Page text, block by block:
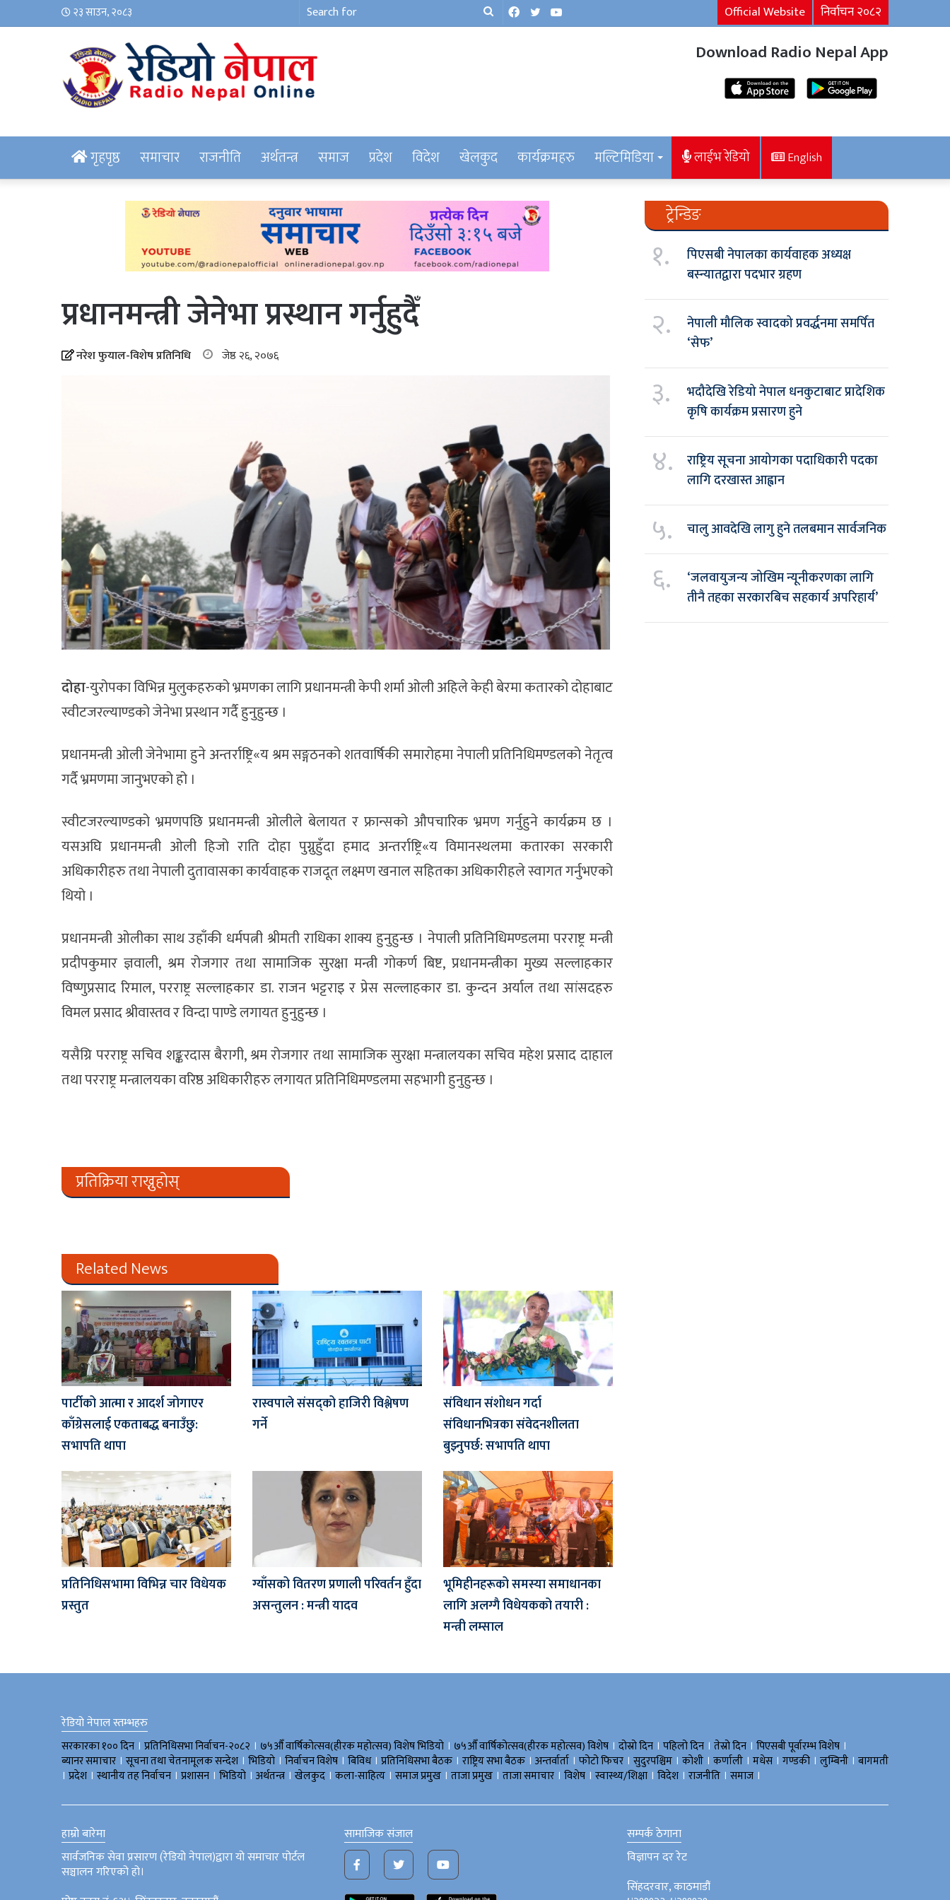
२३ साउन, २०८३
SearchFacebook
TwitterYouTube Official Website निर्वाचन २०८२
Download Radio Nepal App
गृहपृष्ठ समाचार राजनीति अर्थतन्त्र समाज प्रदेश विदेश खेलकुद कार्यक्रमहरु मल्टिमिडिया लाईभ रेडियो English
प्रधानमन्त्री जेनेभा प्रस्थान गर्नुहुदैँ
नरेश फुयाल-विशेष प्रतिनिधि जेष्ठ २६, २०७६
दोहा-युरोपका विभिन्न मुलुकहरुको भ्रमणका लागि प्रधानमन्त्री केपी शर्मा ओली अहिले केही बेरमा कतारको दोहाबाट
स्वीटजरल्याण्डको जेनेभा प्रस्थान गर्दै हुनुहुन्छ ।
प्रधानमन्त्री ओली जेनेभामा हुने अन्तर्राष्ट्रि«य श्रम सङ्गठनको शतवार्षिकी समारोहमा नेपाली प्रतिनिधिमण्डलको नेतृत्व
गर्दै भ्रमणमा जानुभएको हो ।
स्वीटजरल्याण्डको भ्रमणपछि प्रधानमन्त्री ओलीले बेलायत र फ्रान्सको औपचारिक भ्रमण गर्नुहुने कार्यक्रम छ ।
यसअघि प्रधानमन्त्री ओली हिजो राति दोहा पुग्नुहुँदा हमाद अन्तर्राष्ट्रि«य विमानस्थलमा कतारका सरकारी
अधिकारीहरु तथा नेपाली दुतावासका कार्यवाहक राजदूत लक्ष्मण खनाल सहितका अधिकारीहले स्वागत गर्नुभएको
थियो ।
प्रधानमन्त्री ओलीका साथ उहाँकी धर्मपत्नी श्रीमती राधिका शाक्य हुनुहुन्छ । नेपाली प्रतिनिधिमण्डलमा परराष्ट्र मन्त्री
प्रदीपकुमार ज्ञवाली, श्रम रोजगार तथा सामाजिक सुरक्षा मन्त्री गोकर्ण बिष्ट, प्रधानमन्त्रीका मुख्य सल्लाहकार
विष्णुप्रसाद रिमाल, परराष्ट्र सल्लाहकार डा. राजन भट्टराइ र प्रेस सल्लाहकार डा. कुन्दन अर्याल तथा सांसदहरु
विमल प्रसाद श्रीवास्तव र विन्दा पाण्डे लगायत हुनुहुन्छ ।
यसैग्रि परराष्ट्र सचिव शङ्करदास बैरागी, श्रम रोजगार तथा सामाजिक सुरक्षा मन्त्रालयका सचिव महेश प्रसाद दाहाल
तथा परराष्ट्र मन्त्रालयका वरिष्ठ अधिकारीहरु लगायत प्रतिनिधिमण्डलमा सहभागी हुनुहुन्छ ।
प्रतिक्रिया राख्नुहोस्
Related News
पार्टीको आत्मा र आदर्श जोगाएर
काँग्रेसलाई एकताबद्ध बनाउँछु:
सभापति थापा
रास्वपाले संसद्को हाजिरी विश्लेषण
गर्ने
संविधान संशोधन गर्दा
संविधानभित्रका संवेदनशीलता
बुझ्नुपर्छ: सभापति थापा
प्रतिनिधिसभामा विभिन्न चार विधेयक
प्रस्तुत
ग्याँसको वितरण प्रणाली परिवर्तन हुँदा
असन्तुलन : मन्त्री यादव
भूमिहीनहरूको समस्या समाधानका
लागि अलग्गै विधेयकको तयारी :
मन्त्री लम्साल
ट्रेन्डिङ
१.
पिएसबी नेपालका कार्यवाहक अध्यक्ष
बस्न्यातद्वारा पदभार ग्रहण
२.
नेपाली मौलिक स्वादको प्रवर्द्धनमा समर्पित
‘सेफ’
३.
भदौदेखि रेडियो नेपाल धनकुटाबाट प्रादेशिक
कृषि कार्यक्रम प्रसारण हुने
४.
राष्ट्रिय सूचना आयोगका पदाधिकारी पदका
लागि दरखास्त आह्वान
५. चालु आवदेखि लागु हुने तलबमान सार्वजनिक
६.
‘जलवायुजन्य जोखिम न्यूनीकरणका लागि
तीनै तहका सरकारबिच सहकार्य अपरिहार्य’
रेडियो नेपाल स्तम्भहरु
सरकारका १०० दिन । प्रतिनिधिसभा निर्वाचन-२०८२ । ७५औँ वार्षिकोत्सव(हीरक महोत्सव) विशेष भिडियाे । ७५औँ वार्षिकोत्सव(हीरक महोत्सव) विशेष । दोस्रो दिन । पहिलो दिन । तेस्रो दिन । पिएसबी पूर्वारम्भ विशेष ।
ब्यानर समाचार । सूचना तथा चेतनामूलक सन्देश । भिडियाे । निर्वाचन विशेष । बिविध। प्रतिनिधिसभा बैठक । राष्ट्रिय सभा बैठक । अन्तर्वार्ता । फोटो फिचर । सुदुरपश्चिम । काेशी । कर्णाली । मधेस । गण्डकी । लुम्बिनी । बागमती
। प्रदेश । स्थानीय तह निर्वाचन । प्रशासन । भिडियो । अर्थतन्त्र । खेलकुद । कला-साहित्य । समाज प्रमुख । ताजा प्रमुख । ताजा समाचार । विशेष । स्वास्थ्य/शिक्षा । विदेश । राजनीति । समाज ।
हाम्रो बारेमा
सार्वजनिक सेवा प्रसारण (रेडियो नेपाल)द्वारा यो समाचार पोर्टल
सञ्चालन गरिएको हो।
सामाजिक संजाल
सम्पर्क ठेगाना
विज्ञापन दर रेट
सिंहदरवार, काठमाडौं